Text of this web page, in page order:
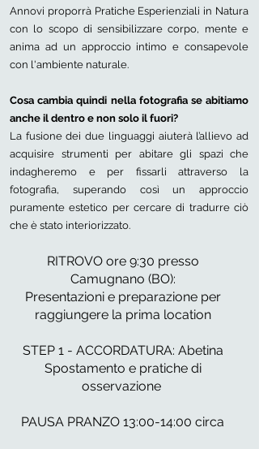
Annovi proporrà Pratiche Esperienziali in Natura
con lo scopo di sensibilizzare corpo, mente e
anima ad un approccio intimo e consapevole
con l'ambiente naturale.
Cosa cambia quindi nella fotografia se abitiamo
anche il dentro e non solo il fuori?
La fusione dei due linguaggi aiuterà l’allievo ad
acquisire strumenti per abitare gli spazi che
indagheremo e per fissarli attraverso la
fotografia, superando così un approccio
puramente estetico per cercare di tradurre ciò
che è stato interiorizzato.
RITROVO ore 9:30 presso
Camugnano (BO):
Presentazioni e preparazione per
raggiungere la prima location
STEP 1 - ACCORDATURA: Abetina
Spostamento e pratiche di
osservazione
PAUSA PRANZO 13:00-14:00 circa